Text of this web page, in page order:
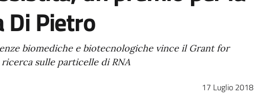
Di Pietro
biomediche e biotecnologiche vince il Grant for
sulle particelle di RNA
17 Luglio 2018